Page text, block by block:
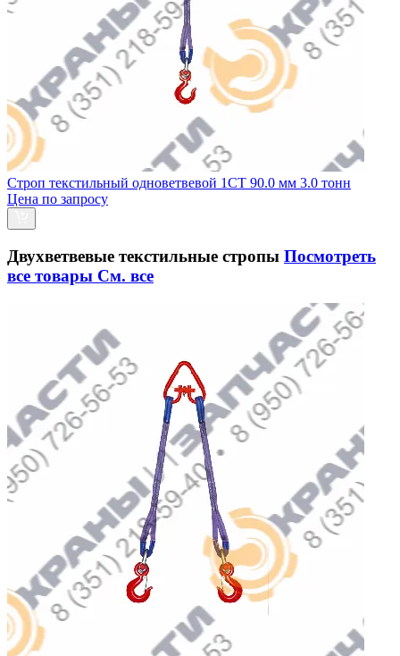
Строп текстильный одноветвевой 1СТ 90.0 мм 3.0 тонн
Цена по запросу
Двухветвевые текстильные стропы Посмотреть
все товары См. все